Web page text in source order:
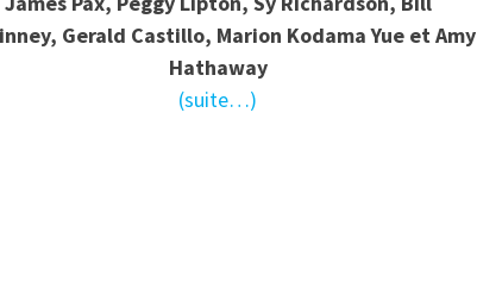
Gerald Castillo, Marion Kodama Yue et Amy
Hathaway
(suite…)